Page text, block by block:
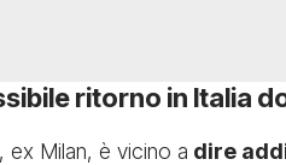
ritorno in Italia
Milan, è vicino a dire